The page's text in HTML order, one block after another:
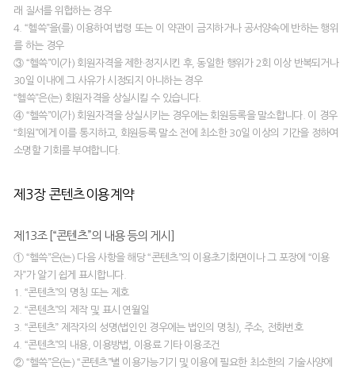
래 질서를 위협하는 경우
4. “헬쓱”을(를) 이용하여 법령 또는 이 약관이 금지하거나 공서양속에 반하는 행위
를 하는 경우
③ “헬쓱”이(가) 회원자격을 제한·정지시킨 후, 동일한 행위가 2회 이상 반복되거나
30일 이내에 그 사유가 시정되지 아니하는 경우
“헬쓱”은(는) 회원자격을 상실시킬 수 있습니다.
④ “헬쓱”이(가) 회원자격을 상실시키는 경우에는 회원등록을 말소합니다. 이 경우
“회원”에게 이를 통지하고, 회원등록 말소 전에 최소한 30일 이상의 기간을 정하여
소명할 기회를 부여합니다.
제3장 콘텐츠이용계약
제13조 [“콘텐츠”의 내용 등의 게시]
① “헬쓱”은(는) 다음 사항을 해당 “콘텐츠”의 이용초기화면이나 그 포장에 “이용
자”가 알기 쉽게 표시합니다.
1. “콘텐츠”의 명칭 또는 제호
2. “콘텐츠”의 제작 및 표시 연월일
3. “콘텐츠” 제작자의 성명(법인인 경우에는 법인의 명칭), 주소, 전화번호
4. “콘텐츠”의 내용, 이용방법, 이용료 기타 이용조건
② “헬쓱”은(는) “콘텐츠”별 이용가능기기 및 이용에 필요한 최소한의 기술사양에